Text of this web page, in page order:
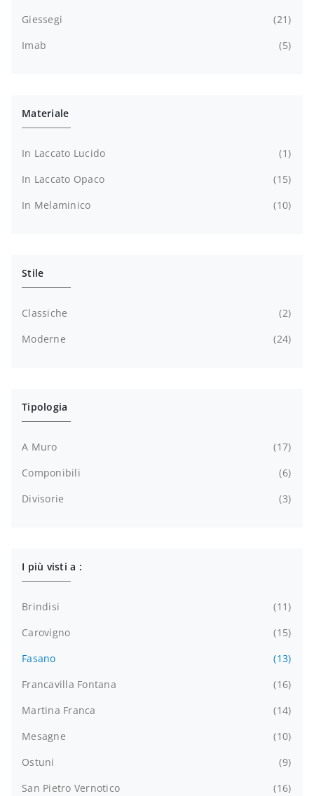
Giessegi
21
Imab
5
Materiale
In Laccato Lucido
1
In Laccato Opaco
15
In Melaminico
10
Stile
Classiche
2
Moderne
24
Tipologia
A Muro
17
Componibili
6
Divisorie
3
I più visti a :
Brindisi
11
Carovigno
15
Fasano
13
Francavilla Fontana
16
Martina Franca
14
Mesagne
10
Ostuni
9
San Pietro Vernotico
16